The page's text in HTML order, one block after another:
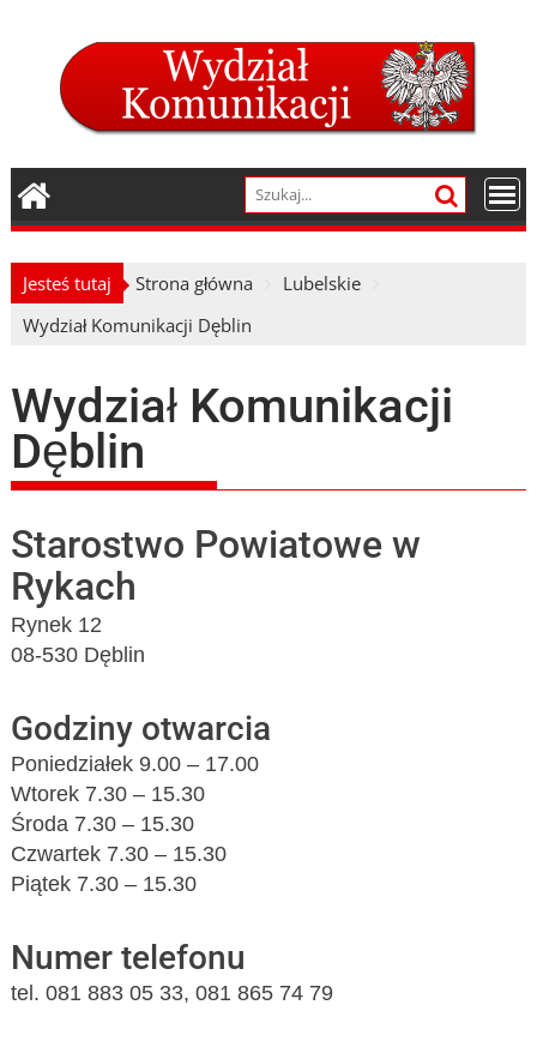
Jesteś tutaj Strona główna
Lubelskie
Wydział Komunikacji Dęblin
Wydział Komunikacji
Dęblin
Starostwo Powiatowe w
Rykach
Rynek 12
08-530 Dęblin
Godziny otwarcia
Poniedziałek 9.00 – 17.00
Wtorek 7.30 – 15.30
Środa 7.30 – 15.30
Czwartek 7.30 – 15.30
Piątek 7.30 – 15.30
Numer telefonu
tel. 081 883 05 33, 081 865 74 79